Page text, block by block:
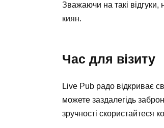
Зважаючи на такі
киян.
Час для візиту
Live Pub радо відкриває
можете заздалегідь
зручності скористайтеся